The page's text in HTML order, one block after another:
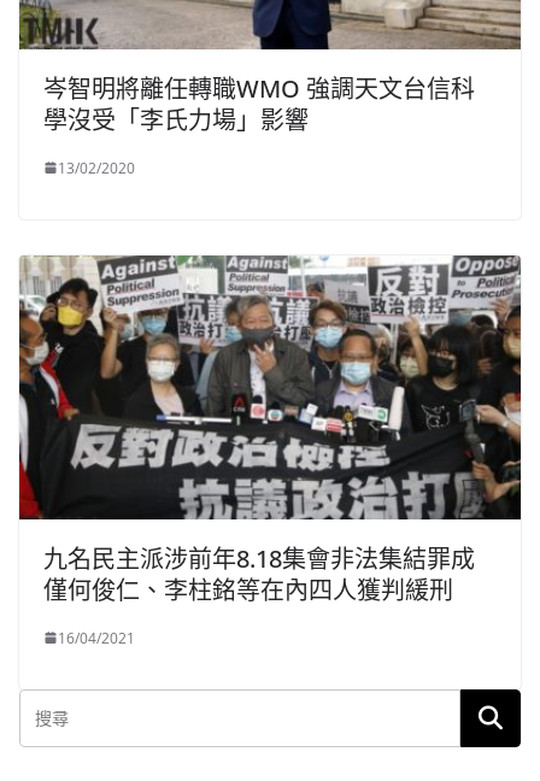
岑智明將離任轉職WMO 強調天文台信科
學沒受「李氏力場」影響
13/02/2020
九名民主派涉前年8.18集會非法集結罪成
僅何俊仁、李柱銘等在內四人獲判緩刑
16/04/2021